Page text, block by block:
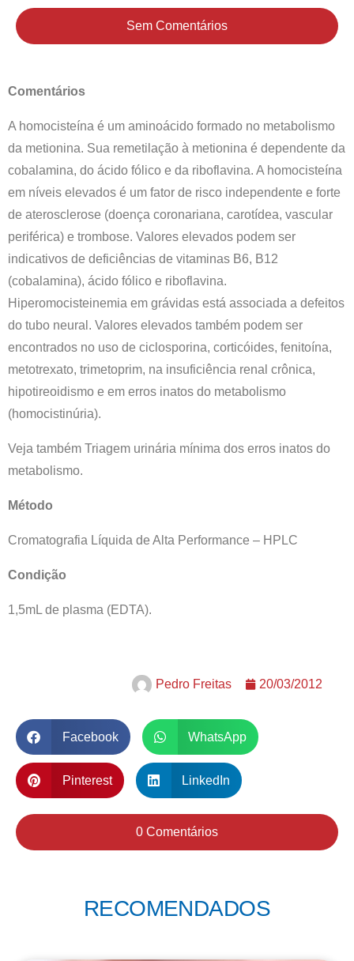
Sem Comentários
Comentários
A homocisteína é um aminoácido formado no metabolismo
da metionina. Sua remetilação à metionina é dependente da
cobalamina, do ácido fólico e da riboflavina. A homocisteína
em níveis elevados é um fator de risco independente e forte
de aterosclerose (doença coronariana, carotídea, vascular
periférica) e trombose. Valores elevados podem ser
indicativos de deficiências de vitaminas B6, B12
(cobalamina), ácido fólico e riboflavina.
Hiperomocisteinemia em grávidas está associada a defeitos
do tubo neural. Valores elevados também podem ser
encontrados no uso de ciclosporina, corticóides, fenitoína,
metotrexato, trimetoprim, na insuficiência renal crônica,
hipotireoidismo e em erros inatos do metabolismo
(homocistinúria).
Veja também Triagem urinária mínima dos erros inatos do
metabolismo.
Método
Cromatografia Líquida de Alta Performance – HPLC
Condição
1,5mL de plasma (EDTA).
Pedro Freitas 20/03/2012
Facebook WhatsApp
Pinterest LinkedIn
0 Comentários
RECOMENDADOS